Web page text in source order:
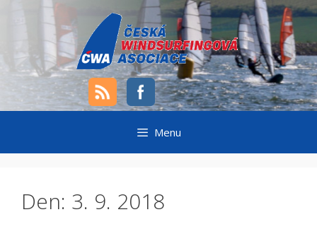
Menu
Den: 3. 9. 2018